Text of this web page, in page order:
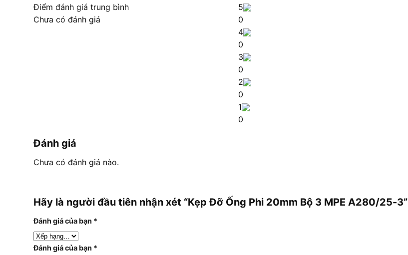
Điểm đánh giá trung bình
Chưa có đánh giá
5
0
4
0
3
0
2
0
1
0
Đánh giá
Chưa có đánh giá nào.
Hãy là người đầu tiên nhận xét “Kẹp Đỡ Ống Phi 20mm Bộ 3 MPE A280/25-3”
Đánh giá của bạn *
Đánh giá của bạn *